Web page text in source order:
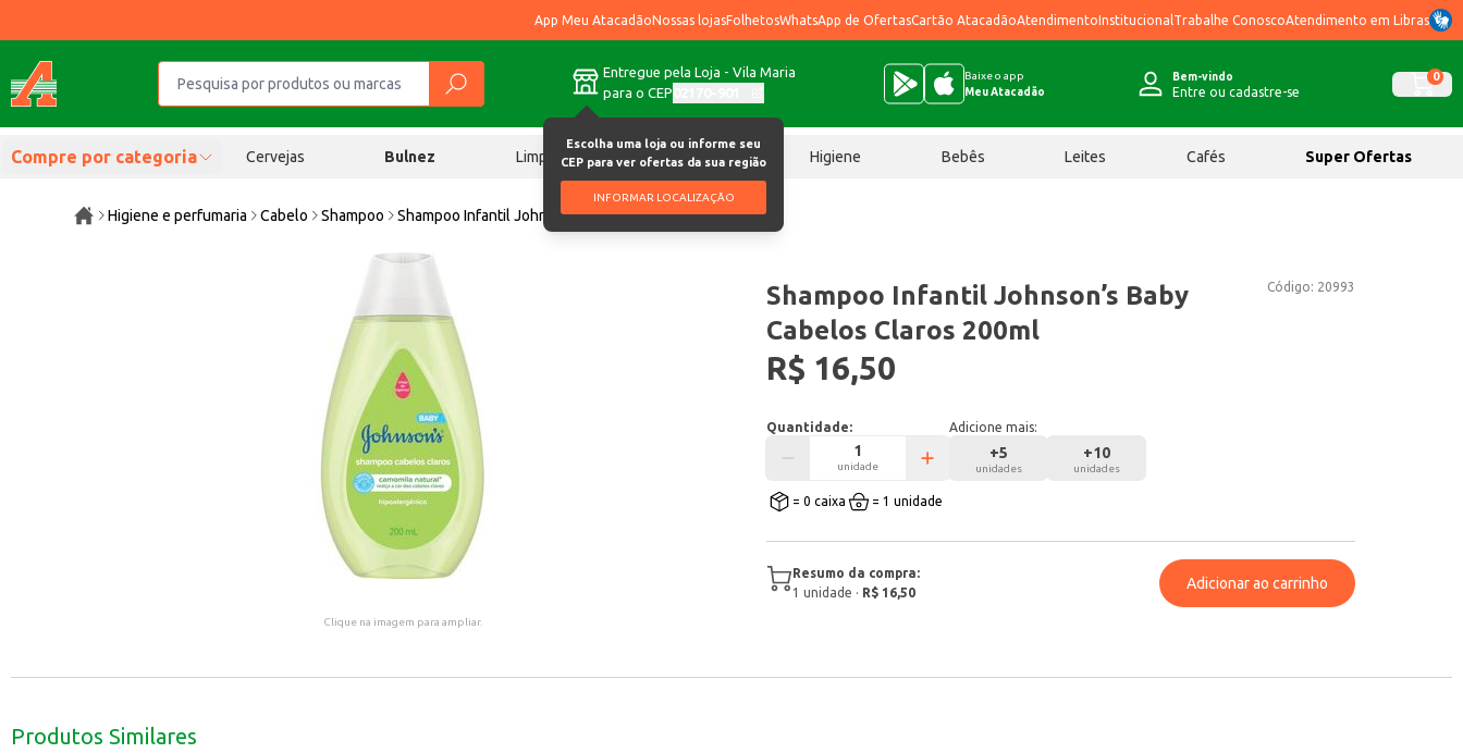
App Meu AtacadãoNossas lojasFolhetosWhatsApp de OfertasCartão AtacadãoAtendimentoInstitucional Trabalhe ConoscoAtendimento em Libras
Entregue pela Loja - Vila Maria
para o CEP
Escolha uma loja ou informe seu
CEP para ver ofertas da sua região
INFORMAR LOCALIZAÇÃO
Baixe o app
Meu Atacadão
Bem-vindo
Entre ou cadastre-se
0
Compre por categoria Cervejas Bulnez Limpeza Chocolates Higiene Bebês Leites Cafés Super Ofertas
Higiene e perfumaria Cabelo Shampoo Shampoo Infantil Johnson’s Baby Cabelos Claros 200ml
Clique na imagem para ampliar.
Código: 20993
Shampoo Infantil Johnson’s Baby
Cabelos Claros 200ml
R$ 16,50
Quantidade:
unidade
Adicione mais:
+5
unidades
+10
unidades
= 0 caixa = 1 unidade
Resumo da compra:
1 unidade · R$ 16,50
Adicionar ao carrinho
Produtos Similares